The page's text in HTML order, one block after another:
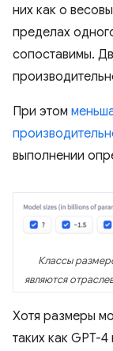
них как о
пределах
сопоставимы.
При этом
выполнении
Классы
являются
Хотя размеры
таких как GPT-